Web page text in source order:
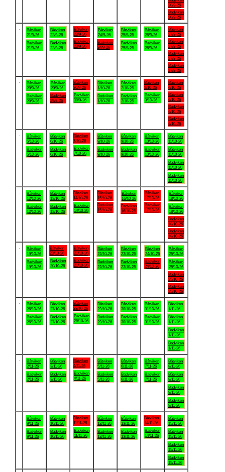
20/9-26
Badviken
20/9-26
Båtviken
21/9-26
Badviken
21/9-26
Båtviken
22/9-26
Badviken
22/9-26
Båtviken
23/9-26
Badviken
23/9-26
Båtviken
24/9-26
Badviken
24/9-26
Båtviken
25/9-26
Badviken
25/9-26
Båtviken
26/9-26
Badviken
26/9-26
Båtviken
27/9-26
Båtviken
27/9-26
Badviken
27/9-26
Badviken
27/9-26
Båtviken
28/9-26
Badviken
28/9-26
Båtviken
29/9-26
Badviken
29/9-26
Båtviken
30/9-26
Badviken
30/9-26
Båtviken
1/10-26
Badviken
1/10-26
Båtviken
2/10-26
Badviken
2/10-26
Båtviken
3/10-26
Badviken
3/10-26
Båtviken
4/10-26
Båtviken
4/10-26
Badviken
4/10-26
Badviken
4/10-26
Båtviken
5/10-26
Badviken
5/10-26
Båtviken
6/10-26
Badviken
6/10-26
Båtviken
7/10-26
Badviken
7/10-26
Båtviken
8/10-26
Badviken
8/10-26
Båtviken
9/10-26
Badviken
9/10-26
Båtviken
10/10-26
Badviken
10/10-26
Båtviken
11/10-26
Båtviken
11/10-26
Badviken
11/10-26
Badviken
11/10-26
Båtviken
12/10-26
Badviken
12/10-26
Båtviken
13/10-26
Badviken
13/10-26
Båtviken
14/10-26
Badviken
14/10-26
Båtviken
15/10-26
Badviken
15/10-26
Båtviken
16/10-26
Badviken
16/10-26
Båtviken
17/10-26
Badviken
17/10-26
Båtviken
18/10-26
Båtviken
18/10-26
Badviken
18/10-26
Badviken
18/10-26
Båtviken
19/10-26
Badviken
19/10-26
Båtviken
20/10-26
Badviken
20/10-26
Båtviken
21/10-26
Badviken
21/10-26
Båtviken
22/10-26
Badviken
22/10-26
Båtviken
23/10-26
Badviken
23/10-26
Båtviken
24/10-26
Badviken
24/10-26
Båtviken
25/10-26
Båtviken
25/10-26
Badviken
25/10-26
Badviken
25/10-26
Båtviken
26/10-26
Badviken
26/10-26
Båtviken
27/10-26
Badviken
27/10-26
Båtviken
28/10-26
Badviken
28/10-26
Båtviken
29/10-26
Badviken
29/10-26
Båtviken
30/10-26
Badviken
30/10-26
Båtviken
31/10-26
Badviken
31/10-26
Båtviken
1/11-26
Båtviken
1/11-26
Badviken
1/11-26
Badviken
1/11-26
Båtviken
2/11-26
Badviken
2/11-26
Båtviken
3/11-26
Badviken
3/11-26
Båtviken
4/11-26
Badviken
4/11-26
Båtviken
5/11-26
Badviken
5/11-26
Båtviken
6/11-26
Badviken
6/11-26
Båtviken
7/11-26
Badviken
7/11-26
Båtviken
8/11-26
Båtviken
8/11-26
Badviken
8/11-26
Badviken
8/11-26
Båtviken
9/11-26
Badviken
9/11-26
Båtviken
10/11-26
Badviken
10/11-26
Båtviken
11/11-26
Badviken
11/11-26
Båtviken
12/11-26
Badviken
12/11-26
Båtviken
13/11-26
Badviken
13/11-26
Båtviken
14/11-26
Badviken
14/11-26
Båtviken
15/11-26
Båtviken
15/11-26
Badviken
15/11-26
Badviken
15/11-26